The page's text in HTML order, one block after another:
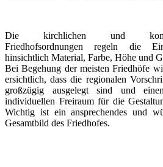
Die kirchlichen und
Friedhofsordnungen regeln die
hinsichtlich Material, Farbe, Höhe und
Bei Begehung der meisten Friedhöfe
ersichtlich, dass die regionalen
großzügig ausgelegt sind und
individuellen Freiraum für die
Wichtig ist ein ansprechendes und
Gesamtbild des Friedhofes.